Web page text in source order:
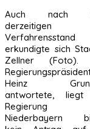
Auch nach
derzeitigen
Verfahrensstand
erkundigte sich
Zellner (Foto).
Heinz
antwortete,
Regierung
Niederbayern